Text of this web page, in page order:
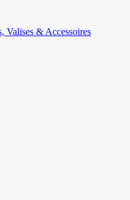
Valises & Accessoires